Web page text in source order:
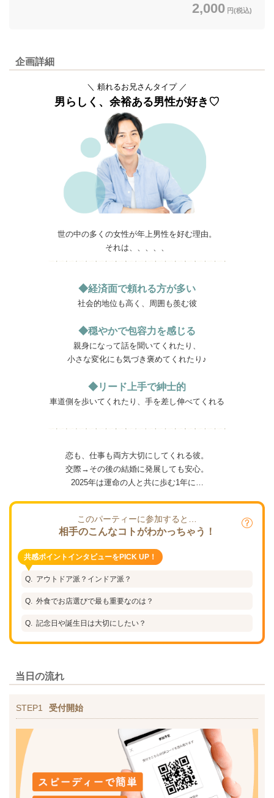
2,000 円(税込)
企画詳細
＼ 頼れるお兄さんタイプ ／
男らしく、余裕ある男性が好き♡
世の中の多くの女性が年上男性を好む理由。
それは、、、、、
◆経済面で頼れる方が多い
社会的地位も高く、周囲も羨む彼
◆穏やかで包容力を感じる
親身になって話を聞いてくれたり、
小さな変化にも気づき褒めてくれたり♪
◆リード上手で紳士的
車道側を歩いてくれたり、手を差し伸べてくれる
恋も、仕事も両方大切にしてくれる彼。
交際→その後の結婚に発展しても安心。
2025年は運命の人と共に歩む1年に…
このパーティーに参加すると…
相手のこんなコトがわかっちゃう！
共感ポイントインタビューをPICK UP！
アウトドア派？インドア派？
外食でお店選びで最も重要なのは？
記念日や誕生日は大切にしたい？
当日の流れ
STEP1 受付開始